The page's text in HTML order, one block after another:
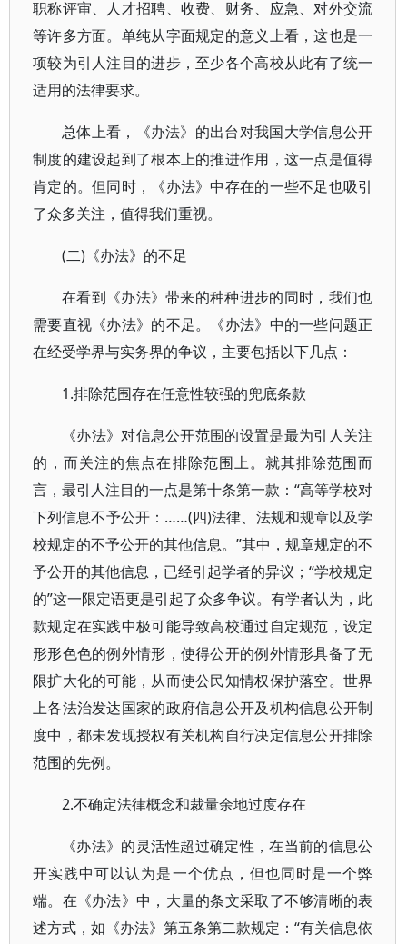
职称评审、人才招聘、收费、财务、应急、对外交流
等许多方面。单纯从字面规定的意义上看，这也是一
项较为引人注目的进步，至少各个高校从此有了统一
适用的法律要求。
总体上看，《办法》的出台对我国大学信息公开
制度的建设起到了根本上的推进作用，这一点是值得
肯定的。但同时，《办法》中存在的一些不足也吸引
了众多关注，值得我们重视。
(二)《办法》的不足
在看到《办法》带来的种种进步的同时，我们也
需要直视《办法》的不足。《办法》中的一些问题正
在经受学界与实务界的争议，主要包括以下几点：
1.排除范围存在任意性较强的兜底条款
《办法》对信息公开范围的设置是最为引人关注
的，而关注的焦点在排除范围上。就其排除范围而
言，最引人注目的一点是第十条第一款：“高等学校对
下列信息不予公开：……(四)法律、法规和规章以及学
校规定的不予公开的其他信息。”其中，规章规定的不
予公开的其他信息，已经引起学者的异议；“学校规定
的”这一限定语更是引起了众多争议。有学者认为，此
款规定在实践中极可能导致高校通过自定规范，设定
形形色色的例外情形，使得公开的例外情形具备了无
限扩大化的可能，从而使公民知情权保护落空。世界
上各法治发达国家的政府信息公开及机构信息公开制
度中，都未发现授权有关机构自行决定信息公开排除
范围的先例。
2.不确定法律概念和裁量余地过度存在
《办法》的灵活性超过确定性，在当前的信息公
开实践中可以认为是一个优点，但也同时是一个弊
端。在《办法》中，大量的条文采取了不够清晰的表
述方式，如《办法》第五条第二款规定：“有关信息依